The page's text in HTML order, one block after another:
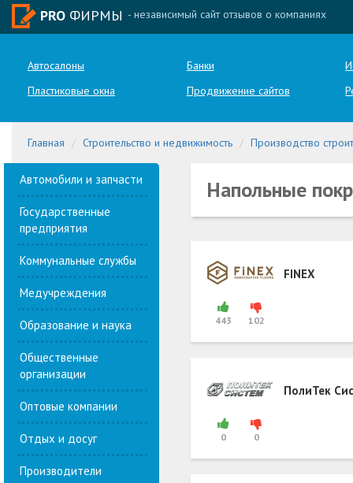
PRO ФИРМЫ - независимый сайт отзывов о компаниях
Автосалоны Банки
Пластиковые окна
Продвижение сайтов
Главная Строительство и недвижимость Производство
Автомобили и запчасти
Государственные
предприятия
Коммунальные службы
Медучреждения
Образование и наука
Общественные
организации
Оптовые компании
Отдых и досуг
Производители
Напольные
443 102
FINEX
0 0
ПолиТек